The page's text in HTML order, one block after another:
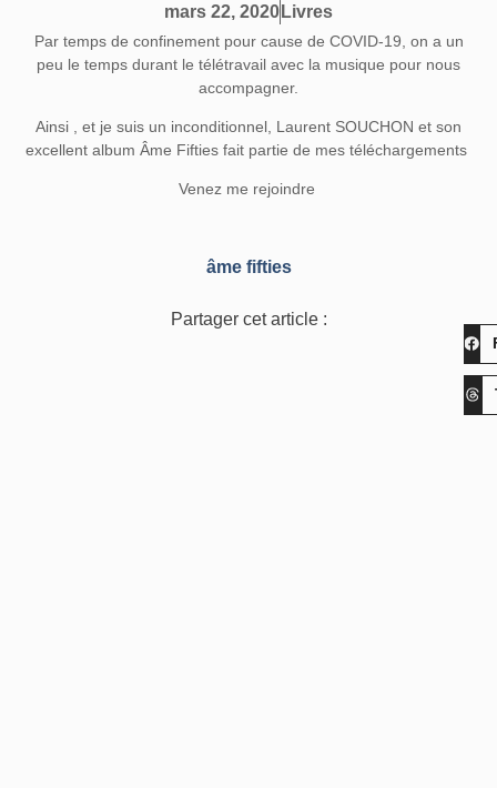
mars 22, 2020 Livres
Par temps de confinement pour cause de COVID-19, on a un
peu le temps durant le télétravail avec la musique pour nous
accompagner.
Ainsi , et je suis un inconditionnel, Laurent SOUCHON et son
excellent album Âme Fifties fait partie de mes téléchargements
Venez me rejoindre
âme fifties
Partager cet article :